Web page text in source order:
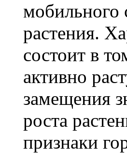
мобильного
растения.
состоит в
активно
замещения
роста
признаки